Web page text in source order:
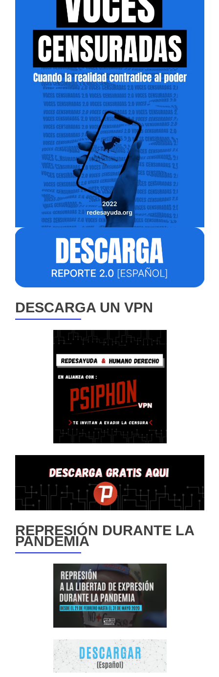
DESCARGA UN VPN
REPRESIÓN DURANTE LA
PANDEMIA